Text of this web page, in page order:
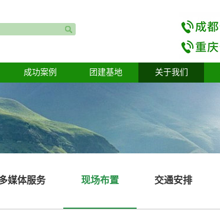
成功案例 团建基地 关于我们
媒体服务 现场布置 交通安排